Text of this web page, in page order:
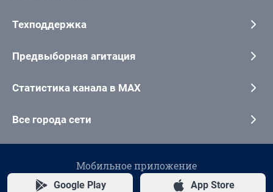
Техподдержка
Предвыборная агитация
Статистика канала в MAX
Все города сети
Мобильное приложение
Google Play App Store